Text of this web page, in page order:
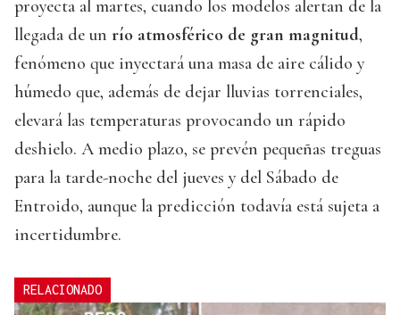
proyecta al martes, cuando los modelos alertan de la
llegada de un río atmosférico de gran magnitud,
fenómeno que inyectará una masa de aire cálido y
húmedo que, además de dejar lluvias torrenciales,
elevará las temperaturas provocando un rápido
deshielo. A medio plazo, se prevén pequeñas treguas
para la tarde-noche del jueves y del Sábado de
Entroido, aunque la predicción todavía está sujeta a
incertidumbre.
RELACIONADO